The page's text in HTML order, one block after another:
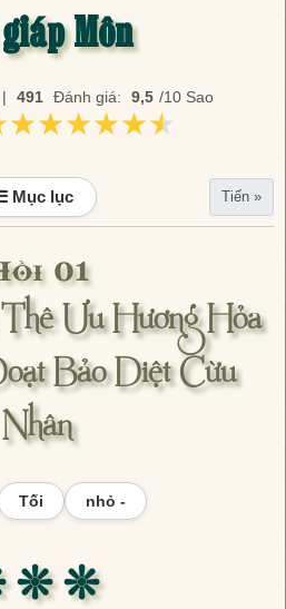
Môn
| 491 Đánh giá: 9,5 /10 Sao
Mục lục Tiến »
01
Ưu Hương Hỏa
Bảo Diệt Cừu
Nhân
Tối nhỏ -
❊ ❊